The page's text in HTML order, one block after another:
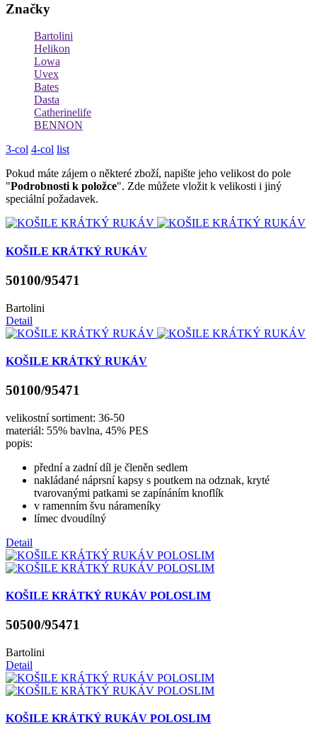
Značky
Bartolini
Helikon
Lowa
Uvex
Bates
Dasta
Catherinelife
BENNON
3-col 4-col list
Pokud máte zájem o některé zboží, napište jeho velikost do pole
"Podrobnosti k položce". Zde můžete vložit k velikosti i jiný
speciální požadavek.
KOŠILE KRÁTKÝ RUKÁV
50100/95471
Bartolini
Detail
KOŠILE KRÁTKÝ RUKÁV
50100/95471
velikostní sortiment: 36-50
materiál: 55% bavlna, 45% PES
popis:
přední a zadní díl je členěn sedlem
nakládané náprsní kapsy s poutkem na odznak, kryté
tvarovanými patkami se zapínáním knoflík
v ramenním švu nárameníky
límec dvoudílný
Detail
KOŠILE KRÁTKÝ RUKÁV POLOSLIM
50500/95471
Bartolini
Detail
KOŠILE KRÁTKÝ RUKÁV POLOSLIM